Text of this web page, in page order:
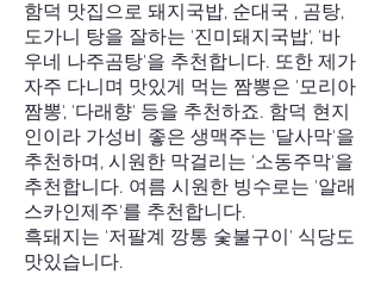
함덕 맛집으로 돼지국밥, 순대국 , 곰탕,
도가니 탕을 잘하는 '진미돼지국밥', '바
우네 나주곰탕'을 추천합니다. 또한 제가
자주 다니며 맛있게 먹는 짬뽕은 '모리아
짬뽕', '다래향' 등을 추천하죠. 함덕 현지
인이라 가성비 좋은 생맥주는 '달사막'을
추천하며, 시원한 막걸리는 '소동주막'을
추천합니다. 여름 시원한 빙수로는 '알래
스카인제주'를 추천합니다.
흑돼지는 '저팔계 깡통 숯불구이' 식당도
맛있습니다.